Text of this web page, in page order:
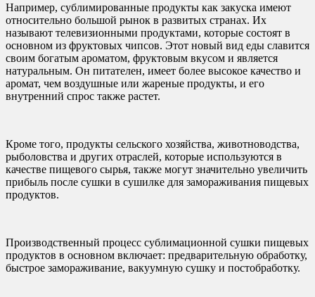
Например, сублимированные продукты как закуска имеют
относительно большой рынок в развитых странах. Их
называют телевизионными продуктами, которые состоят в
основном из фруктовых чипсов. Этот новый вид еды славится
своим богатым ароматом, фруктовым вкусом и является
натуральным. Он питателен, имеет более высокое качество и
аромат, чем воздушные или жареные продукты, и его
внутренний спрос также растет.
Кроме того, продукты сельского хозяйства, животноводства,
рыболовства и других отраслей, которые используются в
качестве пищевого сырья, также могут значительно увеличить
прибыль после сушки в сушилке для замораживания пищевых
продуктов.
Производственный процесс сублимационной сушки пищевых
продуктов в основном включает: предварительную обработку,
быстрое замораживание, вакуумную сушку и постобработку.